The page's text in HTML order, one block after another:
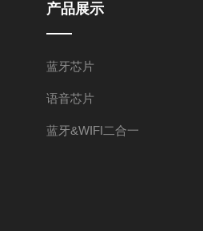
产品展示
蓝牙芯片
语音芯片
蓝牙&WIFI二合一